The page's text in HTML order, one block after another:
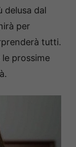
delusa dal
per
tutti.
prossime